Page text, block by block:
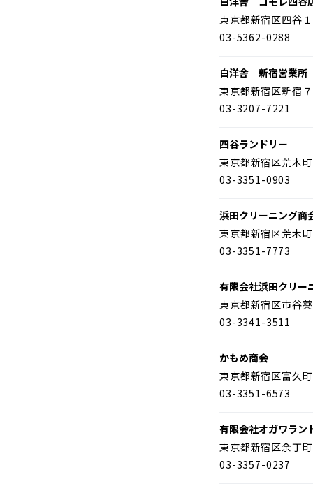
東京都新宿区四谷
03-5362-0288
白洋舎 新宿営業所
東京都新宿区新宿
03-3207-7221
四谷ランドリー
東京都新宿区荒木
03-3351-0903
浜田クリーニング商
東京都新宿区荒木
03-3351-7773
有限会社浜田クリー
東京都新宿区市谷
03-3341-3511
かもめ商会
東京都新宿区富久
03-3351-6573
有限会社オガワラ
東京都新宿区余丁
03-3357-0237